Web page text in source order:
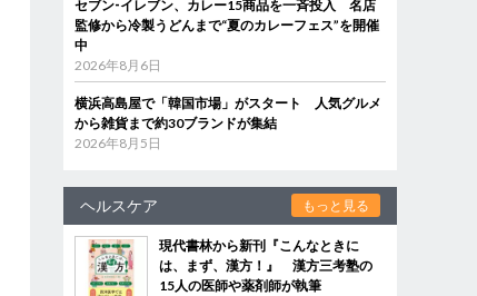
セブン‐イレブン、カレー15商品を一斉投入 名店
監修から冷製うどんまで“夏のカレーフェス”を開催
中
2026年8月6日
横浜高島屋で「韓国市場」がスタート 人気グルメ
から雑貨まで約30ブランドが集結
2026年8月5日
ヘルスケア もっと見る
現代書林から新刊『こんなときに
は、まず、漢方！』 漢方三考塾の
15人の医師や薬剤師が執筆